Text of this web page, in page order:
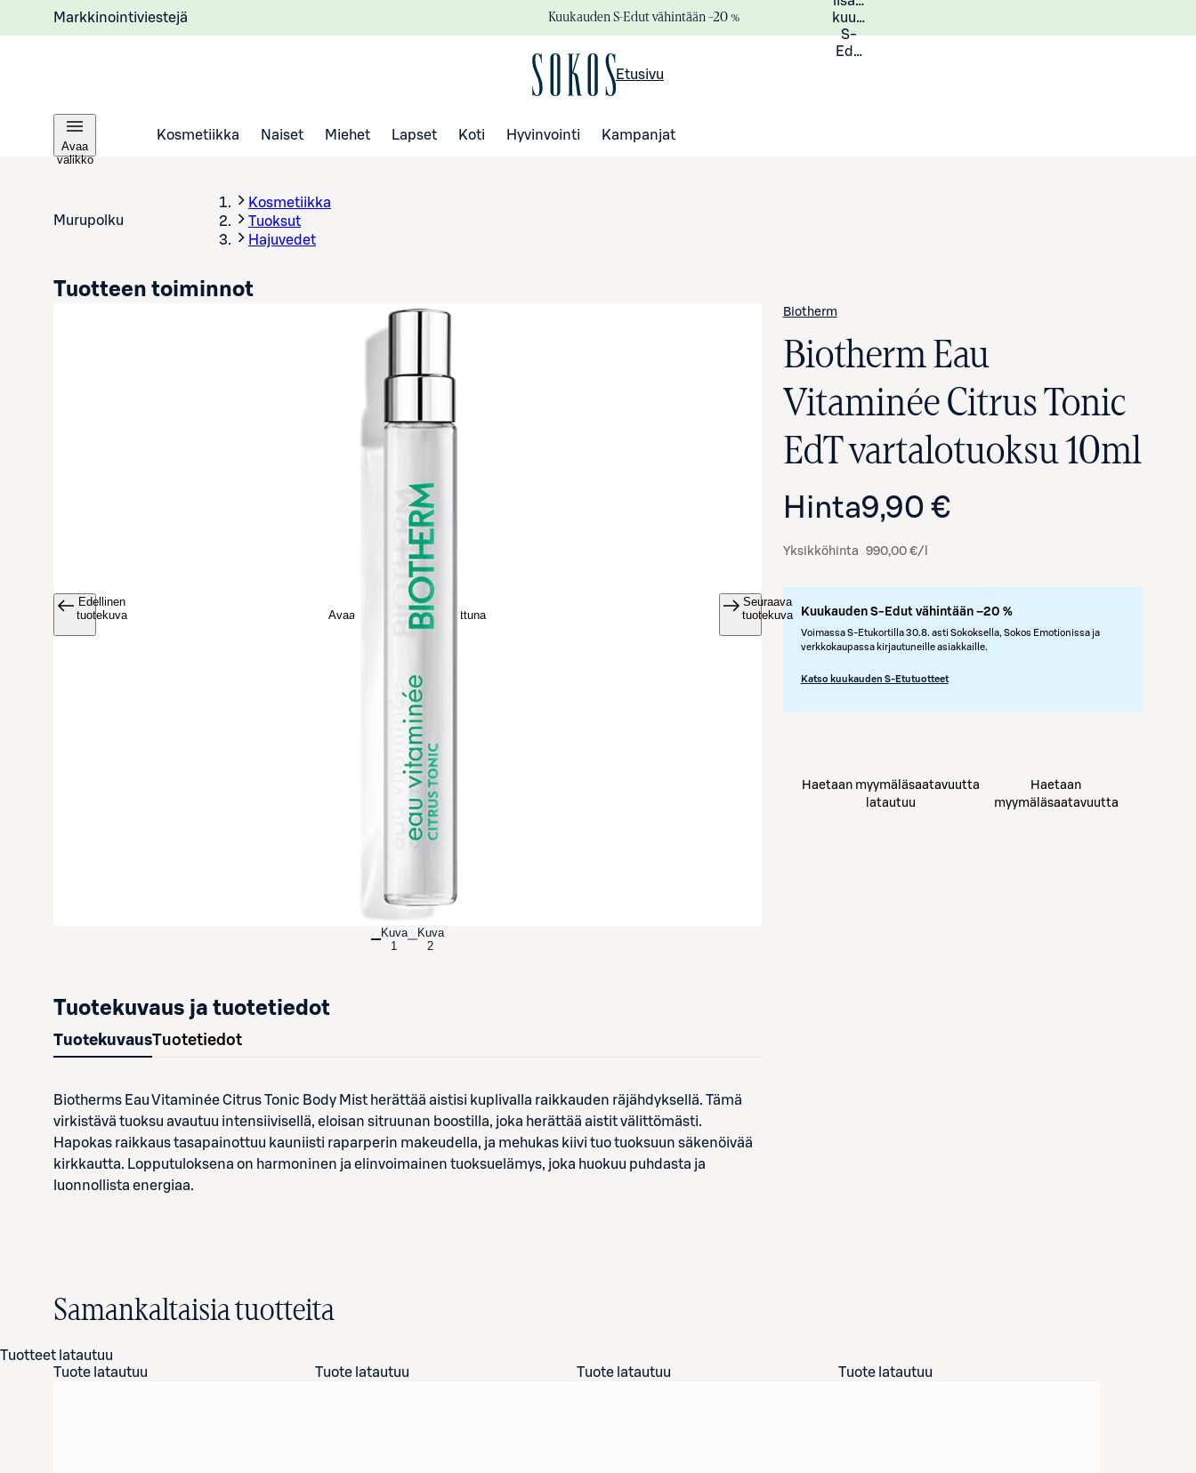
Markkinointiviestejä Kuukauden S-Edut vähintään –20 %
kuukauden
S-
Eduista
Etusivu
Avaa
valikko
Kosmetiikka Naiset Miehet Lapset Koti Hyvinvointi Kampanjat
Murupolku
Kosmetiikka
Tuoksut
Hajuvedet
Avaa tuotekuva suurennettuna
Edellinen
tuotekuva
Seuraava
tuotekuva
Kuva
1
Kuva
2
Biotherm
Biotherm Eau
Vitaminée Citrus Tonic
EdT vartalotuoksu 10ml
Hinta9,90 €
Yksikköhinta 990,00 €/l
Kuukauden S-Edut vähintään –20 %
Voimassa S-Etukortilla 30.8. asti Sokoksella, Sokos Emotionissa ja
verkkokaupassa kirjautuneille asiakkaille.
Katso kuukauden S-Etutuotteet
Tuotteen toiminnot
Haetaan myymäläsaatavuutta
latautuu
Haetaan
myymäläsaatavuutta
Tuotekuvaus ja tuotetiedot
TuotekuvausTuotetiedot
Biotherms Eau Vitaminée Citrus Tonic Body Mist herättää aistisi kuplivalla raikkauden räjähdyksellä. Tämä
virkistävä tuoksu avautuu intensiivisellä, eloisan sitruunan boostilla, joka herättää aistit välittömästi.
Hapokas raikkaus tasapainottuu kauniisti raparperin makeudella, ja mehukas kiivi tuo tuoksuun säkenöivää
kirkkautta. Lopputuloksena on harmoninen ja elinvoimainen tuoksuelämys, joka huokuu puhdasta ja
luonnollista energiaa.
Samankaltaisia tuotteita
Tuotteet latautuu
Tuote latautuu
Tuote latautuu Tuote latautuu Tuote latautuu